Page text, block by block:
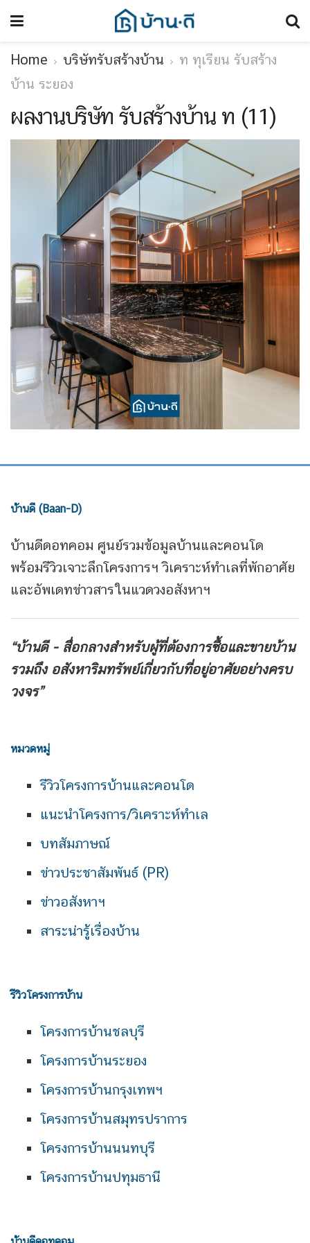
Home บริษัทรับสร้างบ้าน
ท ทุเรียน รับสร้าง
บ้าน ระยอง
ผลงานบริษัท รับสร้างบ้าน ท (11)
บ้านดี (Baan-D)
บ้านดีดอทคอม ศูนย์รวมข้อมูลบ้านและคอนโด
พร้อมรีวิวเจาะลึกโครงการฯ วิเคราะห์ทำเลที่พักอาศัย
และอัพเดทข่าวสารในแวดวงอสังหาฯ
“บ้านดี - สื่อกลางสำหรับผู้ที่ต้องการซื้อและขายบ้าน
รวมถึง อสังหาริมทรัพย์เกี่ยวกับที่อยู่อาศัยอย่างครบ
วงจร”
หมวดหมู่
รีวิวโครงการบ้านและคอนโด
แนะนำโครงการ/วิเคราะห์ทำเล
บทสัมภาษณ์
ข่าวประชาสัมพันธ์ (PR)
ข่าวอสังหาฯ
สาระน่ารู้เรื่องบ้าน
รีวิวโครงการบ้าน
โครงการบ้านชลบุรี
โครงการบ้านระยอง
โครงการบ้านกรุงเทพฯ
โครงการบ้านสมุทรปราการ
โครงการบ้านนนทบุรี
โครงการบ้านปทุมธานี